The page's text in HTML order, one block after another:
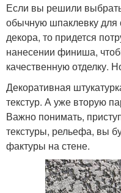
Если вы решили
обычную шпаклевку для
декора, то придется
нанесении финиша,
качественную отделку.
Декоративная
текстур. А уже вторую
Важно понимать,
текстуры, рельефа, вы
фактуры на стене.